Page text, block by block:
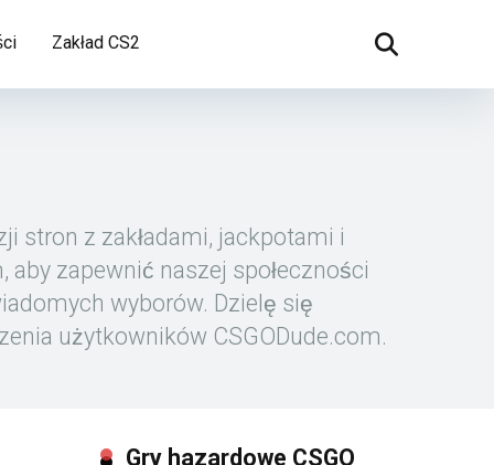
Zakład CS2
stron z zakładami, jackpotami i
zapewnić naszej społeczności
wyborów. Dzielę się
użytkowników CSGODude.com.
Gry hazardowe CSGO